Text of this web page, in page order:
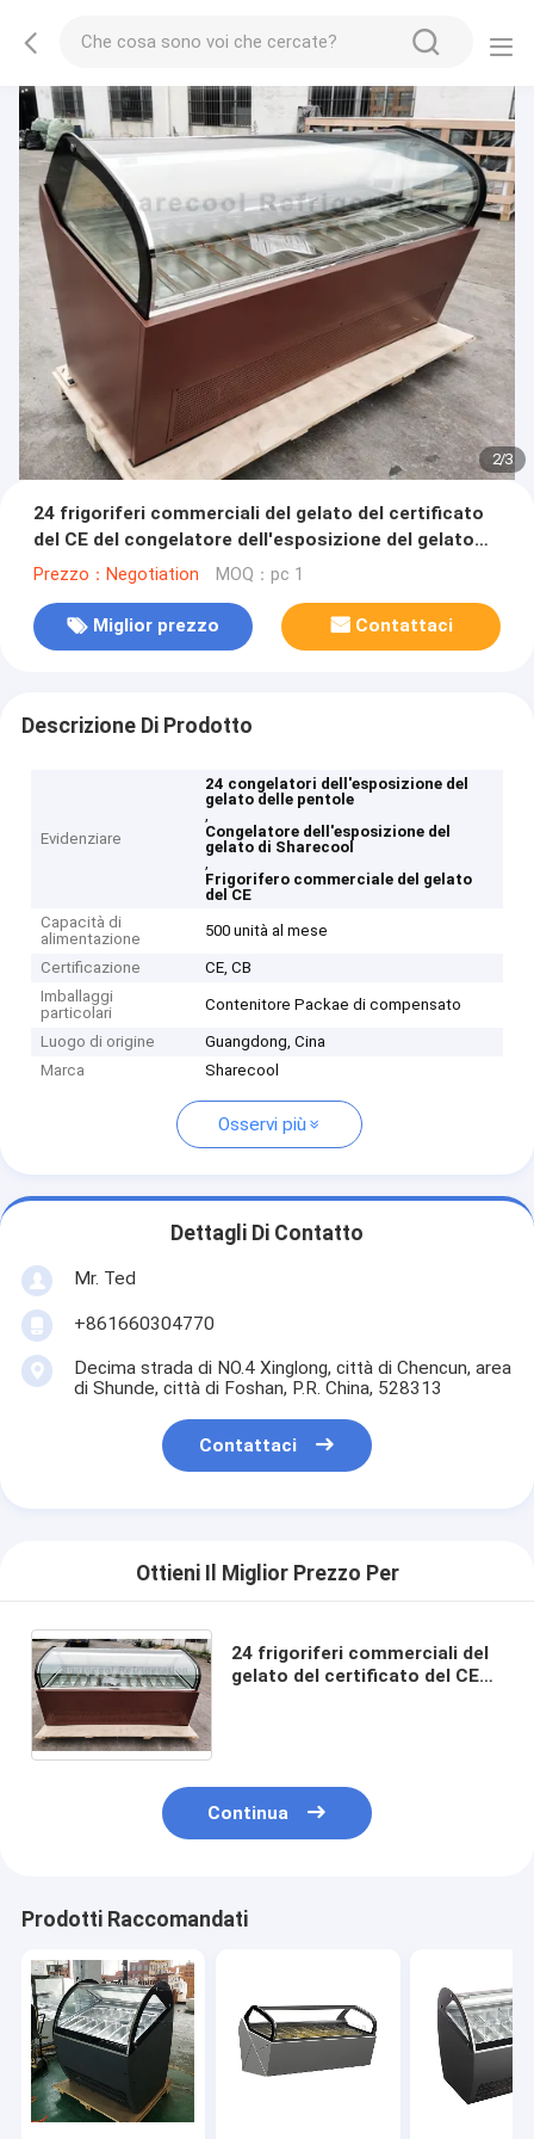
2/3
24 frigoriferi commerciali del gelato del certificato
del CE del congelatore dell'esposizione del gelato
delle pentole
Prezzo：Negotiation MOQ：pc 1
Miglior prezzo Contattaci
Descrizione Di Prodotto
Evidenziare
24 congelatori dell'esposizione del
gelato delle pentole
,
Congelatore dell'esposizione del
gelato di Sharecool
,
Frigorifero commerciale del gelato
del CE
Capacità di
alimentazione
500 unità al mese
Certificazione
CE, CB
Imballaggi
particolari
Contenitore Packae di compensato
Luogo di origine
Guangdong, Cina
Marca
Sharecool
Osservi più
Dettagli Di Contatto
Mr. Ted
+861660304770
Decima strada di NO.4 Xinglong, città di Chencun, area
di Shunde, città di Foshan, P.R. China, 528313
Contattaci
Ottieni Il Miglior Prezzo Per
24 frigoriferi commerciali del
gelato del certificato del CE
Continua
Prodotti Raccomandati